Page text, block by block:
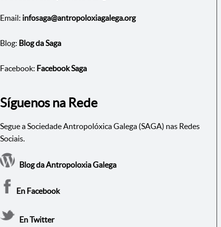
Email: infosaga@antropoloxiagalega.org
Blog: Blog da Saga
Facebook: Facebook Saga
Síguenos na Rede
Segue a Sociedade Antropolóxica Galega (SAGA) nas Redes
Sociais.
Blog da Antropoloxia Galega
En Facebook
En Twitter